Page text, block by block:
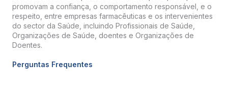
promovam a confiança, o comportamento responsável, e o
respeito, entre empresas farmacêuticas e os intervenientes
do sector da Saúde, incluindo Profissionais de Saúde,
Organizações de Saúde, doentes e Organizações de
Doentes.
Perguntas Frequentes